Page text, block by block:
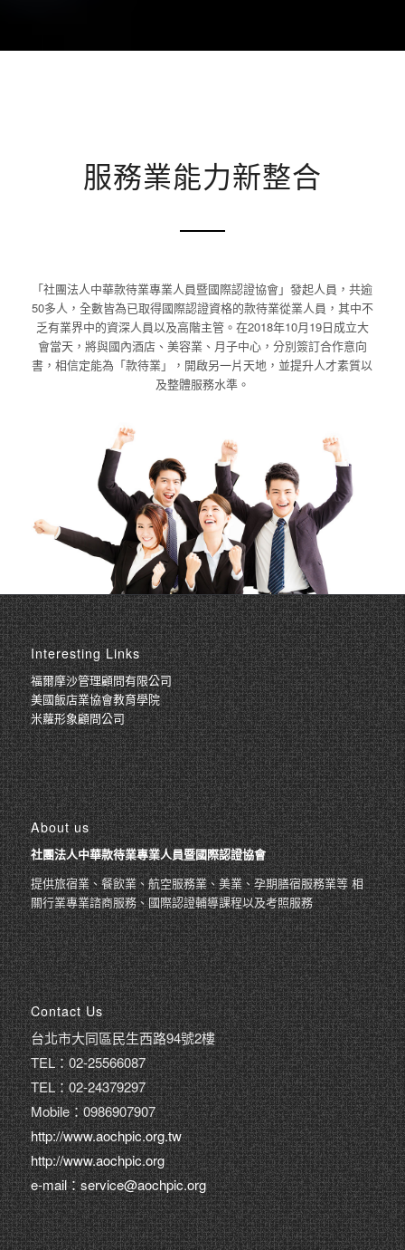
服務業能力新整合
「社團法人中華款待業專業人員暨國際認證協會」發起人員，共逾
50多人，全數皆為已取得國際認證資格的款待業從業人員，其中不
乏有業界中的資深人員以及高階主管。在2018年10月19日成立大
會當天，將與國內酒店、美容業、月子中心，分別簽訂合作意向
書，相信定能為「款待業」，開啟另一片天地，並提升人才素質以
及整體服務水準。
Interesting Links
福爾摩沙管理顧問有限公司
美國飯店業協會教育學院
米蘿形象顧問公司
About us
社團法人中華款待業專業人員暨國際認證協會
提供旅宿業、餐飲業、航空服務業、美業、孕期膳宿服務業等 相
關行業專業諮商服務、國際認證輔導課程以及考照服務
Contact Us
台北市大同區民生西路94號2樓
TEL：02-25566087
TEL：02-24379297
Mobile：0986907907
http://www.aochpic.org.tw
http://www.aochpic.org
e-mail：service@aochpic.org